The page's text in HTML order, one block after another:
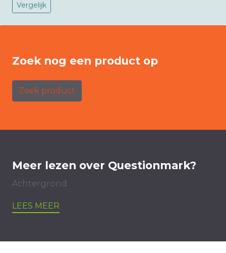
Vergelijk
Zoek nog een product op
Zoek product
Meer lezen over Questionmark?
Achtergrond
LEES MEER